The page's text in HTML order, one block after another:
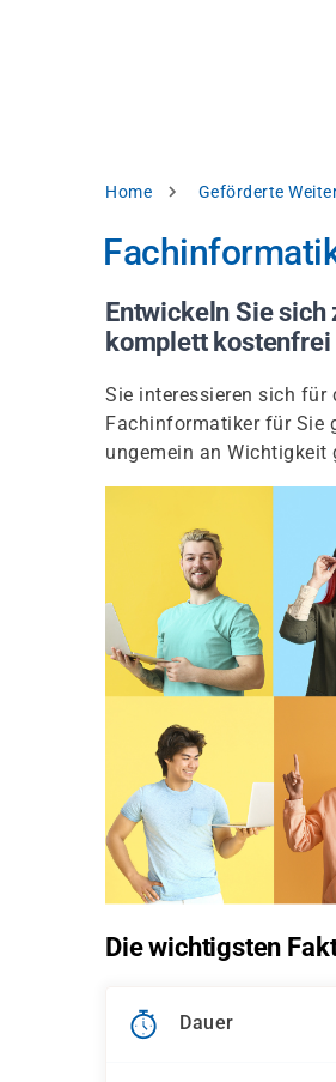
Pfadnavigation
Home Geförderte
Entwickeln Sie
komplett kostenfrei
Sie interessieren sich für
Fachinformatiker für Sie
ungemein an Wichtigkeit
Die wichtigsten
Dauer
Datenschutzhinweis